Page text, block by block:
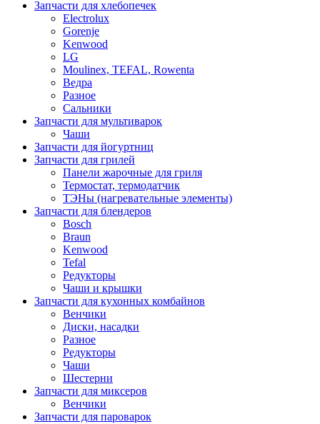
Запчасти для хлебопечек
Electrolux
Gorenje
Kenwood
LG
Moulinex, TEFAL, Rowenta
Ведра
Разное
Сальники
Запчасти для мультиварок
Чаши
Запчасти для йогуртниц
Запчасти для грилей
Панели жарочные для гриля
Термостат, термодатчик
ТЭНы (нагревательные элементы)
Запчасти для блендеров
Bosch
Braun
Kenwood
Tefal
Редукторы
Чаши и крышки
Запчасти для кухонных комбайнов
Венчики
Диски, насадки
Разное
Редукторы
Чаши
Шестерни
Запчасти для миксеров
Венчики
Запчасти для пароварок